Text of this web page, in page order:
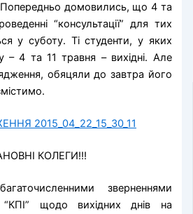
Попередньо домовились, що 4 та
“консультації” для тих
у суботу. Ті студенти, у яких
– 4 та 11 травня – вихідні. Але
обяцяли до завтра його
2015_04_22_15_30_11
КОЛЕГИ!!!
зверненнями
“КПІ” щодо вихідних днів на